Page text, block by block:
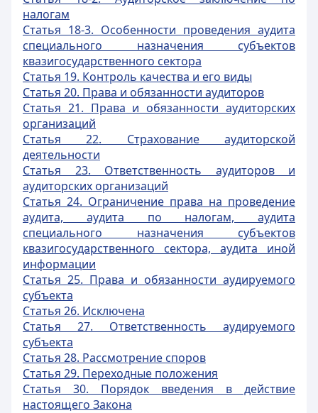
налогам
Статья 18-3. Особенности проведения аудита
специального назначения субъектов
квазигосударственного сектора
Статья 19. Контроль качества и его виды
Статья 20. Права и обязанности аудиторов
Статья 21. Права и обязанности аудиторских
организаций
Статья 22. Страхование аудиторской
деятельности
Статья 23. Ответственность аудиторов и
аудиторских организаций
Статья 24. Ограничение права на проведение
аудита, аудита по налогам, аудита
специального назначения субъектов
квазигосударственного сектора, аудита иной
информации
Статья 25. Права и обязанности аудируемого
субъекта
Статья 26. Исключена
Статья 27. Ответственность аудируемого
субъекта
Статья 28. Рассмотрение споров
Статья 29. Переходные положения
Статья 30. Порядок введения в действие
настоящего Закона